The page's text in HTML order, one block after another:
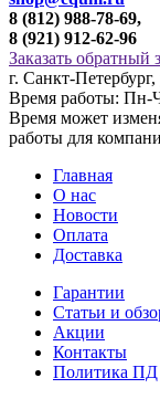
8 (812) 988-78-69,
8 (921) 912-62-96
Заказать обратный
г. Санкт-
Время работы: Пн-
Время может
работы для
Главная
О нас
Новости
Оплата
Доставка
Гарантии
Статьи и
Акции
Контакты
Политика ПД